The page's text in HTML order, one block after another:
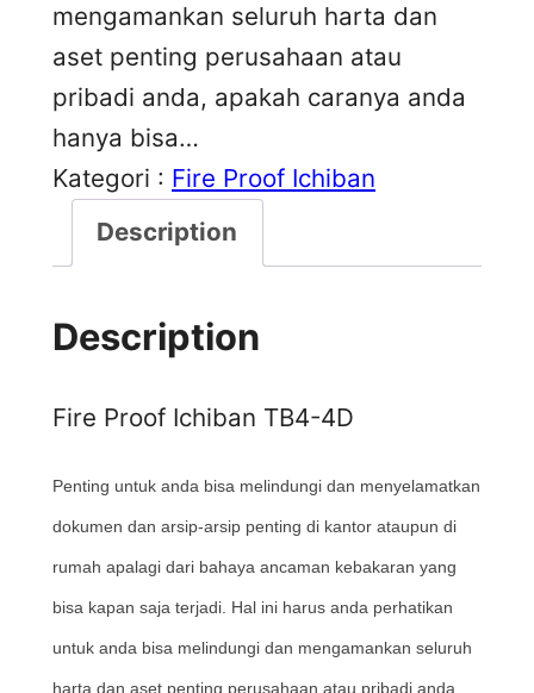
mengamankan seluruh harta dan
aset penting perusahaan atau
pribadi anda, apakah caranya anda
hanya bisa…
Kategori : Fire Proof Ichiban
Description
Description
Fire Proof Ichiban TB4-4D
Penting untuk anda bisa melindungi dan menyelamatkan
dokumen dan arsip-arsip penting di kantor ataupun di
rumah apalagi dari bahaya ancaman kebakaran yang
bisa kapan saja terjadi. Hal ini harus anda perhatikan
untuk anda bisa melindungi dan mengamankan seluruh
harta dan aset penting perusahaan atau pribadi anda,